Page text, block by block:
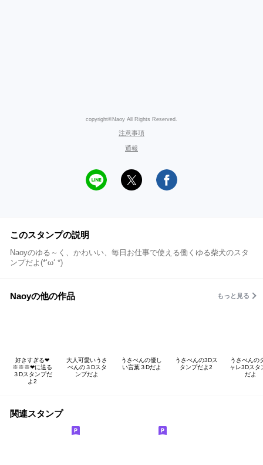
copyright©Naoy All Rights Reserved.
注意事項
通報
このスタンプの説明
Naoyのゆる～く、かわいい、毎日お仕事で使える働くゆる柴犬のスタ
ンプだよ(*‘ω‘ *)
Naoyの他の作品 もっと見る
好きすぎる❤
※※※❤に送る
３Dスタンプだ
よ2
大人可愛いうさ
ぺんの３Dスタ
ンプだよ
うさぺんの優し
い言葉３Dだよ
うさぺんの3Dス
タンプだよ2
うさぺんの
ャレ3Dスタ
だよ
関連スタンプ